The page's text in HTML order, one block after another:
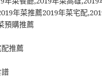
年菜推薦2019年菜宅配
預購推薦
推薦